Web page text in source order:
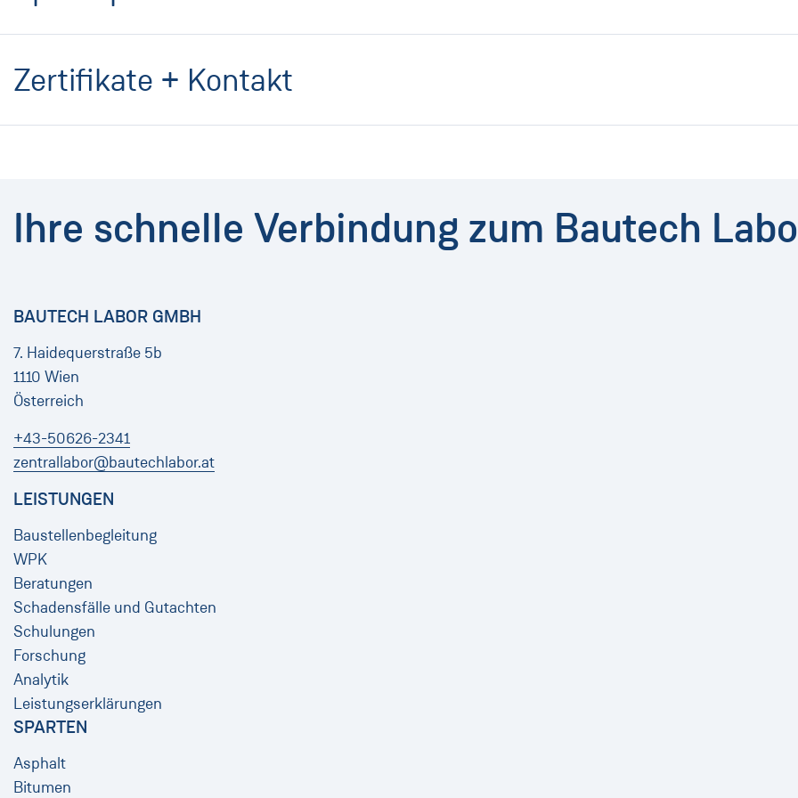
Zertifikate + Kontakt
Ihre schnelle Verbindung zum Bautech
BAUTECH LABOR GMBH
7. Haidequerstraße 5b
1110 Wien
Österreich
+43-50626-2341
zentrallabor@bautechlabor.at
LEISTUNGEN
Baustellenbegleitung
WPK
Beratungen
Schadensfälle und Gutachten
Schulungen
Forschung
Analytik
Leistungserklärungen
SPARTEN
Asphalt
Bitumen